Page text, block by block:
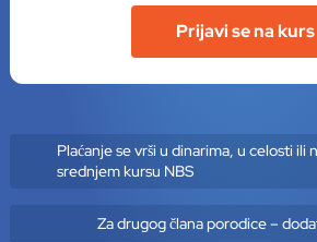
Prijavi se na kurs
Plaćanje se vrši u dinarima, u celosti ili
srednjem kursu NBS
Za drugog člana porodice –